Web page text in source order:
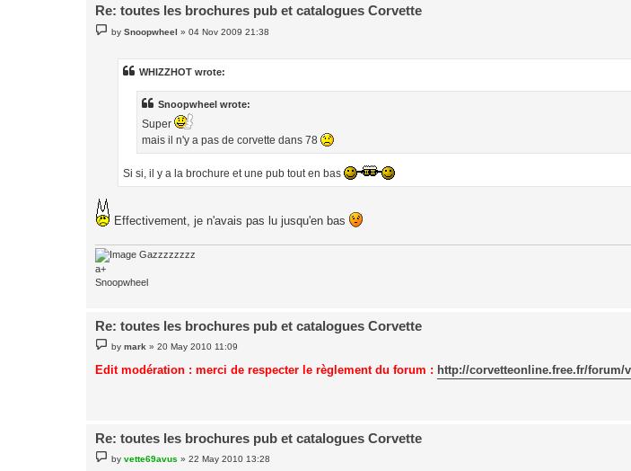
Re: toutes les brochures pub et catalogues Corvette
P
o
bySnoopwheel »04 Nov 2009 21:38
WHIZZHOT wrote:
Snoopwheel wrote:
Super
mais il n'y a pas de corvette dans 78
Si si, il y a la brochure et une pub tout en bas
Effectivement, je n'avais pas lu jusqu'en bas
Gazzzzzzzz
a+
Snoopwheel
Re: toutes les brochures pub et catalogues Corvette
P
o
s
t
bymark »20 May 2010 11:09
Edit modération : merci de respecter le règlement du forum : http://corvetteonline.free.fr/forum/
Re: toutes les brochures pub et catalogues Corvette
P
o
byvette69avus »22 May 2010 13:28